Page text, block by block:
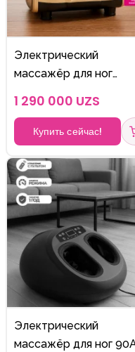
Электрический
массажёр для ног
расслабляющий
массажер для стоп и
икр
1 290 000 UZS
Купить сейчас!
Электрический
массажёр для ног